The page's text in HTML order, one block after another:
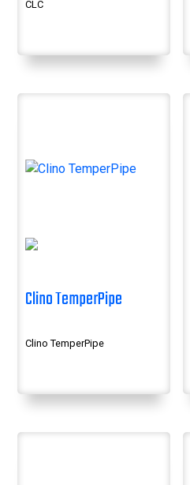
CLC
Clino TemperPipe
Clino TemperPipe